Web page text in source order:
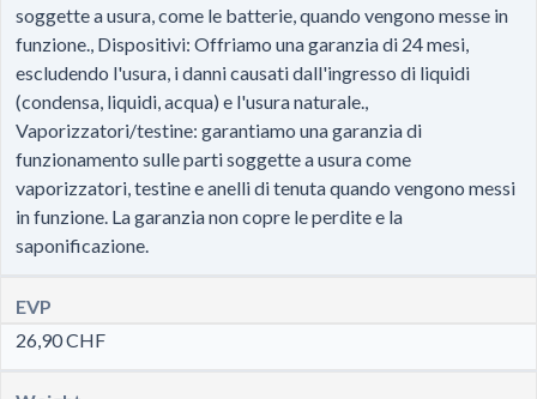
soggette a usura, come le batterie, quando vengono messe in
funzione., Dispositivi: Offriamo una garanzia di 24 mesi,
escludendo l'usura, i danni causati dall'ingresso di liquidi
(condensa, liquidi, acqua) e l'usura naturale.,
Vaporizzatori/testine: garantiamo una garanzia di
funzionamento sulle parti soggette a usura come
vaporizzatori, testine e anelli di tenuta quando vengono messi
in funzione. La garanzia non copre le perdite e la
saponificazione.
EVP
26,90 CHF